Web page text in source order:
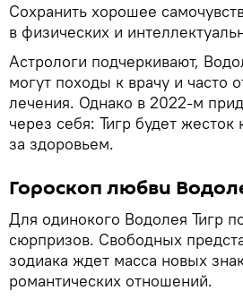
Сохранить хорошее
в физических и
Астрологи подчеркивают,
могут походы к врачу и часто
лечения. Однако в 2022-м
через себя: Тигр будет жесток
за здоровьем.
Гороскоп любви
Для одинокого Водолея Тигр
сюрпризов. Свободных
зодиака ждет масса новых
романтических отношений.